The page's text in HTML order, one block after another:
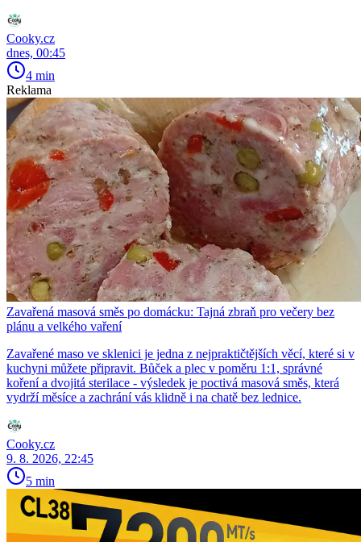
Cooky.cz
dnes, 00:45
4 min
Reklama
Zavařená masová směs po domácku: Tajná zbraň pro večery bez
plánu a velkého vaření
Zavařené maso ve sklenici je jedna z nejpraktičtějších věcí, které si v
kuchyni můžete připravit. Bůček a plec v poměru 1:1, správné
koření a dvojitá sterilace - výsledek je poctivá masová směs, která
vydrží měsíce a zachrání vás klidně i na chatě bez lednice.
Cooky.cz
9. 8. 2026, 22:45
5 min